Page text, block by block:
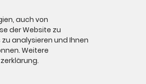
auch von
der Website zu
analysieren und Ihnen
Weitere